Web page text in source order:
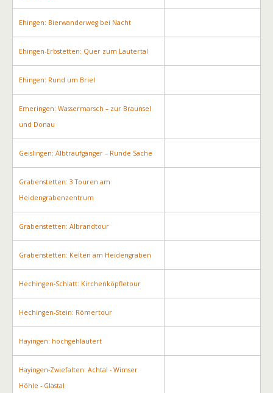
Ehingen: Bierwanderweg bei Nacht
Ehingen-Erbstetten: Quer zum Lautertal
Ehingen: Rund um Briel
Emeringen: Wassermarsch – zur Braunsel
und Donau
Geislingen: Albtraufgänger – Runde Sache
Grabenstetten: 3 Touren am
Heidengrabenzentrum
Grabenstetten: Albrandtour
Grabenstetten: Kelten am Heidengraben
Hechingen-Schlatt: Kirchenköpfletour
Hechingen-Stein: Römertour
Hayingen: hochgehlautert
Hayingen-Zwiefalten: Achtal - Wimser
Höhle - Glastal